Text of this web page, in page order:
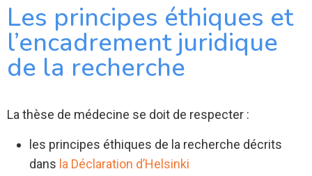
Les principes éthiques et
l’encadrement juridique
de la recherche
La thèse de médecine se doit de respecter :
les principes éthiques de la recherche décrits
dans la Déclaration d’Helsinki